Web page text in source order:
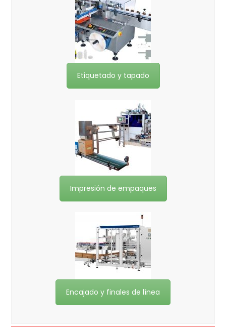
Etiquetado y tapado
Impresión de empaques
Encajado y finales de línea